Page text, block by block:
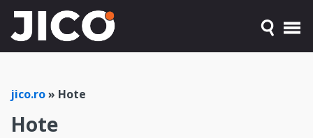
jico.ro» Hote
Hote